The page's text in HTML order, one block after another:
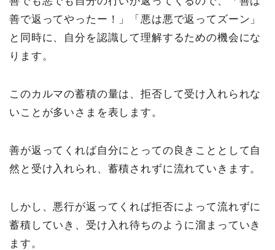
善で返ってやったー！」「悪は悪で返ってズーン」
と同時に、自分を認識して理解するための機会にな
ります。
このカルマの蓄積の量は、拒否して受け入れられな
いことが多いさまを表します。
善が返ってくれば自分にとっての良きこととして自
然と受け入れられ、蓄積されずに流れていきます。
しかし、悪行が返ってくれば拒否によって流れずに
蓄積していき、受け入れ待ちのように溜まっていき
ます。